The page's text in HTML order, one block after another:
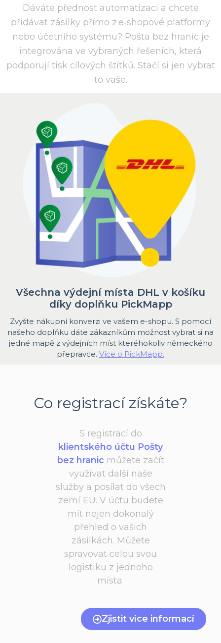
Dáváte přednost automatizaci a chcete
přidávat zásilky přímo z e‑shopové platformy
nebo účetního systému? Pošta bez hranic je
integrována ve vybraných řešeních, která
podporují tisk cílových štítků. Stačí si jen vybrat
to vaše.
Všechna výdejní místa DHL v košíku
díky doplňku PickMapp
Zvyšte nákupní konverzi ve vašem e-shopu. S pomocí
našeho doplňku dáte zákazníkům možnost vybrat si na
jedné mapě z výdejních míst kteréhokoliv německého
přepravce. Více o PickMapp.
Co registrací získáte?
S registrací do
klientského účtu Pošty
bez hranic můžete začít
využívat další naše
služby a posílat do všech
zemí EU. V účtu budete
mít nejen dokonalý
přehled o vašich
zásilkách. Můžete
spravovat celou svou
logistiku z jednoho
místa.
Zjistit více informací